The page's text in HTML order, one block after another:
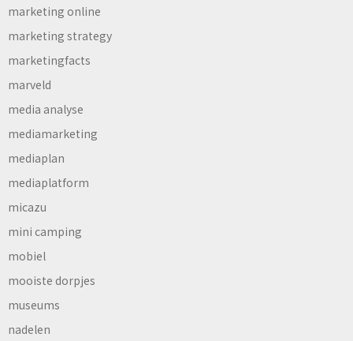
marketing online
marketing strategy
marketingfacts
marveld
media analyse
mediamarketing
mediaplan
mediaplatform
micazu
mini camping
mobiel
mooiste dorpjes
museums
nadelen